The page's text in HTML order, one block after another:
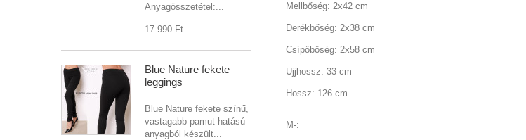
Anyagösszetétel:...
17 990 Ft‎
Blue Nature fekete
leggings
Blue Nature fekete színű,
vastagabb pamut hatású
anyagból készült...
Mellbőség: 2x42 cm
Derékbőség: 2x38 cm
Csípőbőség: 2x58 cm
Ujjhossz: 33 cm
Hossz: 126 cm
M-: